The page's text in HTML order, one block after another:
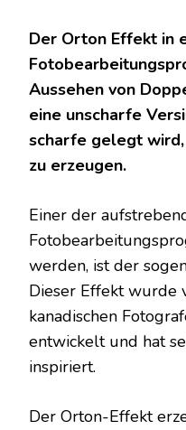
Der Orton Effekt in
Aussehen von
eine unscharfe
scharfe gelegt
zu erzeugen.
Einer der
werden, ist der
Dieser Effekt wurde
kanadischen
entwickelt und hat
inspiriert.
Der Orton-Effekt